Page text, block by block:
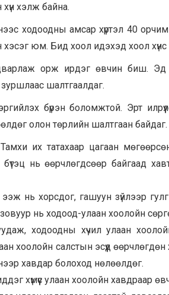
хэлж байна.
ходоодны амсар хүртэл 40
юм. Бид хоол идэхэд хоол
орж ирдэг өвчин биш. Эд
шалтгаалдаг.
бүрэн боломжтой. Эрт
олон төрлийн шалтгаан байдаг.
их татахаар цагаан
нь өөрчлөгдсөөр байгаад
нь хорсдог, гашуун зүйлээр
зовуур нь ходоод-улаан хоолойн
ходоодны хүчил улаан
хоолойн салстын эсүүд
хавдар болоход нөлөөлдөг.
хүмүүс улаан хоолойн хавдраар